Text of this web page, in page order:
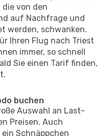
von den
auf Nachfrage und
werden, schwanken.
Ihren Flug nach Triest
immer, so schnell
Sie einen Tarif finden,
buchen
Auswahl an Last-
Preisen. Auch
Schnäppchen